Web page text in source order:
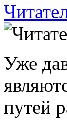
Уже
путей